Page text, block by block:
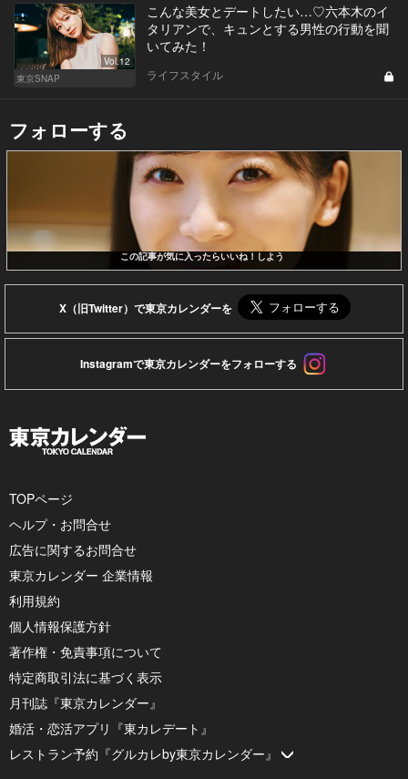
Vol.12
東京SNAP
こんな美女とデートしたい…♡六本木のイ
タリアンで、キュンとする男性の行動を聞
いてみた！
ライフスタイル
フォローする
この記事が気に入ったらいいね！しよう
X（旧Twitter）で東京カレンダーを
Instagramで東京カレンダーをフォローする
TOPページ
ヘルプ・お問合せ
広告に関するお問合せ
東京カレンダー 企業情報
利用規約
個人情報保護方針
著作権・免責事項について
特定商取引法に基づく表示
月刊誌『東京カレンダー』
婚活・恋活アプリ『東カレデート』
レストラン予約『グルカレby東京カレンダー』